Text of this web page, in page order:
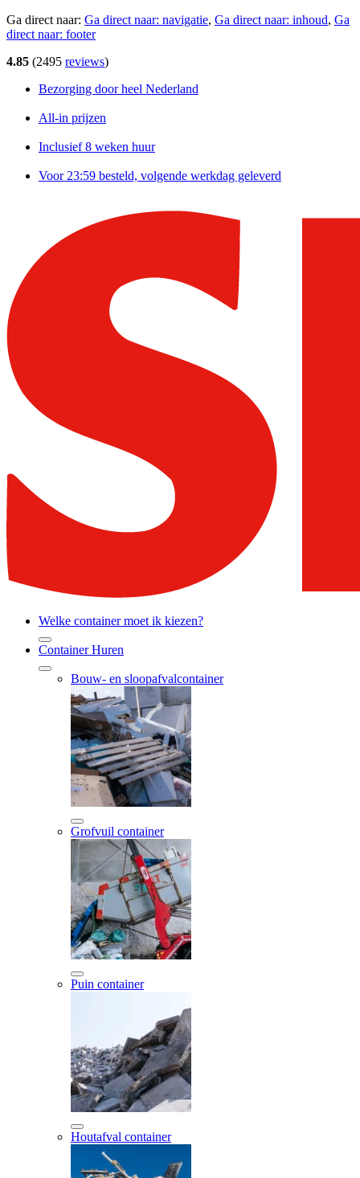
Ga direct naar: Ga direct naar: navigatie, Ga direct naar: inhoud, Ga
direct naar: footer
4.85 (2495 reviews)
Bezorging door heel Nederland
All-in prijzen
Inclusief 8 weken huur
Voor 23:59 besteld, volgende werkdag geleverd
Welke container moet ik kiezen?
Container Huren
Bouw- en sloopafvalcontainer
Grofvuil container
Puin container
Houtafval container